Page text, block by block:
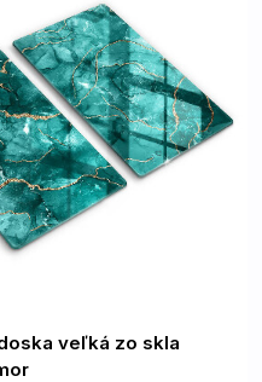
veľká zo skla